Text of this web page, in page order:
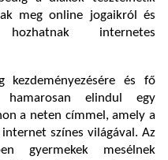
meg online jogaikról és
internetes
kezdeményezésére és fő
hamarosan elindul egy
a neten címmel, amely a
színes világával. Az
gyermekek mesélnek